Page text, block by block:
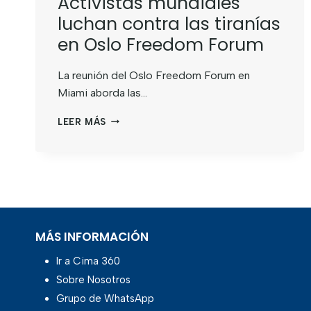
luchan contra las tiranías
en Oslo Freedom Forum
La reunión del Oslo Freedom Forum en
Miami aborda las…
LEER MÁS
MÁS INFORMACIÓN
Ir a Cima 360
Sobre Nosotros
Grupo de WhatsApp